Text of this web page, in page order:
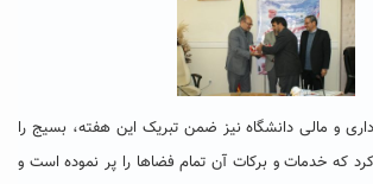
و مالی دانشگاه نیز ضمن تبریک این هفته، بسیج را
که خدمات و برکات آن تمام فضاها را پر نموده است و